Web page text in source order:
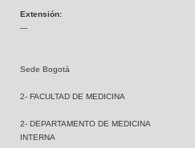
Extensión:
---
Sede Bogotá
2- FACULTAD DE MEDICINA
2- DEPARTAMENTO DE MEDICINA
INTERNA